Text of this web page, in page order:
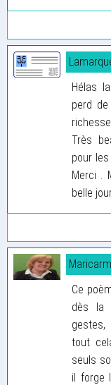
Hélas
perd
Très
pour
Merci .
belle
Ce
dès la
gestes,
tout
seuls
il forge